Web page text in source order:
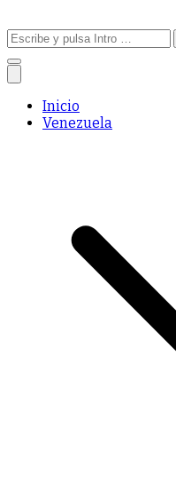
Buscar:
Inicio
Venezuela